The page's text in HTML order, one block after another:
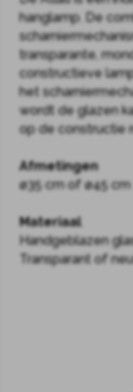
hanglamp. De
transparante,
constructieve
het
wordt de glazen
op de constructie
Afmetingen
ø35 cm of ø45 cm
Materiaal
Handgeblazen
Transparant of